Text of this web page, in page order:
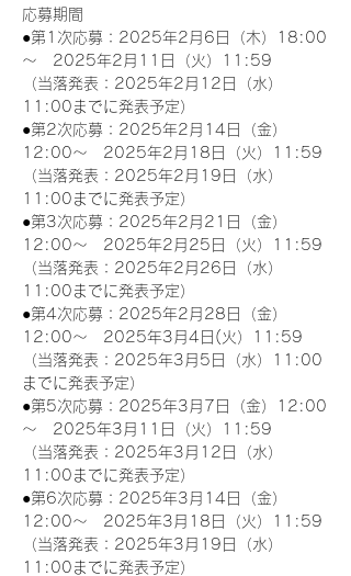
応募期間
●第1次応募：2025年2月6日（木）18:00
～　2025年2月11日（火）11:59
（当落発表：2025年2月12日（水）
11:00までに発表予定）
●第2次応募：2025年2月14日（金）
12:00～　2025年2月18日（火）11:59
（当落発表：2025年2月19日（水）
11:00までに発表予定）
●第3次応募：2025年2月21日（金）
12:00～　2025年2月25日（火）11:59
（当落発表：2025年2月26日（水）
11:00までに発表予定）
●第4次応募：2025年2月28日（金）
12:00～　2025年3月4日(火）11:59
（当落発表：2025年3月5日（水）11:00
までに発表予定）
●第5次応募：2025年3月7日（金）12:00
～　2025年3月11日（火）11:59
（当落発表：2025年3月12日（水）
11:00までに発表予定）
●第6次応募：2025年3月14日（金）
12:00～　2025年3月18日（火）11:59
（当落発表：2025年3月19日（水）
11:00までに発表予定）